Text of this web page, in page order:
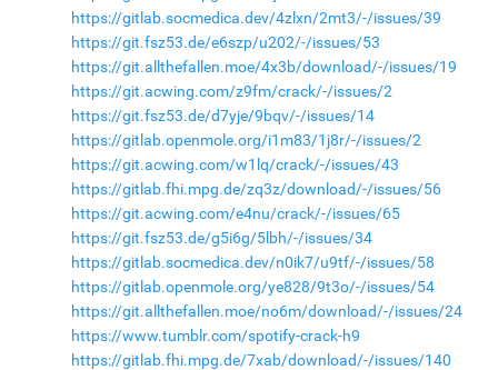
https://gitlab.socmedica.dev/4zlxn/2mt3/-/issues/39
https://git.fsz53.de/e6szp/u202/-/issues/53
https://git.allthefallen.moe/4x3b/download/-/issues/19
https://git.acwing.com/z9fm/crack/-/issues/2
https://git.fsz53.de/d7yje/9bqv/-/issues/14
https://gitlab.openmole.org/i1m83/1j8r/-/issues/2
https://git.acwing.com/w1lq/crack/-/issues/43
https://gitlab.fhi.mpg.de/zq3z/download/-/issues/56
https://git.acwing.com/e4nu/crack/-/issues/65
https://git.fsz53.de/g5i6g/5lbh/-/issues/34
https://gitlab.socmedica.dev/n0ik7/u9tf/-/issues/58
https://gitlab.openmole.org/ye828/9t3o/-/issues/54
https://git.allthefallen.moe/no6m/download/-/issues/24
https://www.tumblr.com/spotify-crack-h9
https://gitlab.fhi.mpg.de/7xab/download/-/issues/140